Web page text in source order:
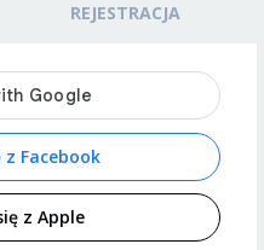
REJESTRACJA
Facebook
z Apple